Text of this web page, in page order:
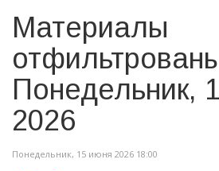
Материалы
Понедельник,
2026
Понедельник, 15 июня 2026 18:00